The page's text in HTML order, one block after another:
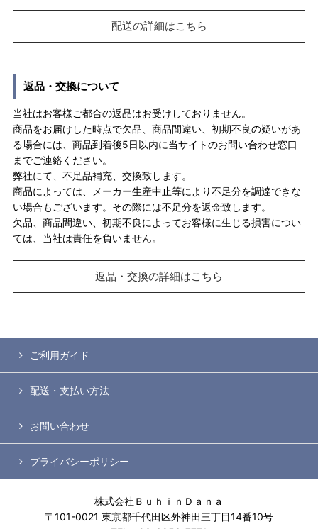
配送の詳細はこちら
返品・交換について
当社はお客様ご都合の返品はお受けしておりません。
商品をお届けした時点で欠品、商品間違い、初期不良の疑いがあ
る場合には、商品到着後5日以内に当サイトのお問い合わせ窓口
までご連絡ください。
弊社にて、不足品補充、交換致します。
商品によっては、メーカー生産中止等により不足分を調達できな
い場合もございます。その際には不足分を返金致します。
欠品、商品間違い、初期不良によってお客様に生じる損害につい
ては、当社は責任を負いません。
返品・交換の詳細はこちら
ご利用ガイド
配送・支払い方法
お問い合わせ
プライバシーポリシー
株式会社ＢｕｈｉｎＤａｎａ
〒101-0021 東京都千代田区外神田三丁目14番10号